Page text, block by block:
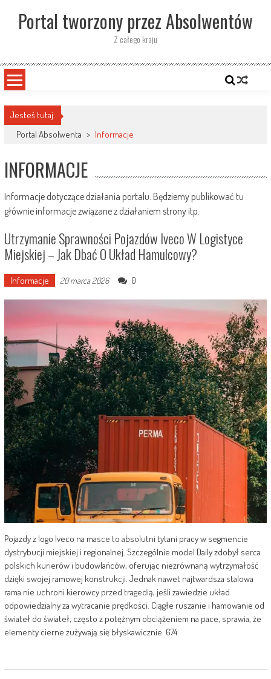
contentPortal tworzony przez Absolwentów
Z całego kraju
Jesteś tutaj:
Portal Absolwenta > Informacje
INFORMACJE
Informacje dotyczące działania portalu. Będziemy publikować tu
głównie informacje związane z działaniem strony itp.
Utrzymanie Sprawności Pojazdów Iveco W Logistyce
Miejskiej – Jak Dbać O Układ Hamulcowy?
Informacje 20 marca 2026 0
Pojazdy z logo Iveco na masce to absolutni tytani pracy w segmencie
dystrybucji miejskiej i regionalnej. Szczególnie model Daily zdobył serca
polskich kurierów i budowlańców, oferując niezrównaną wytrzymałość
dzięki swojej ramowej konstrukcji. Jednak nawet najtwardsza stalowa
rama nie uchroni kierowcy przed tragedią, jeśli zawiedzie układ
odpowiedzialny za wytracanie prędkości. Ciągłe ruszanie i hamowanie od
świateł do świateł, często z potężnym obciążeniem na pace, sprawia, że
elementy cierne zużywają się błyskawicznie. 674